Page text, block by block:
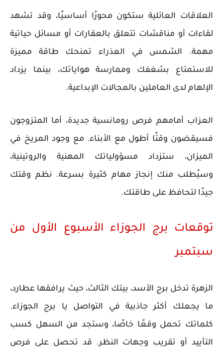
العلاقات العائلية ستكون محورًا أساسيًا، وقد تشهد
لقاءات أو مناقشات تتعلق بالعقارات أو مسائل حياتية
مهمة. الشمس في العذراء تمنحك طاقة مميزة
للاستمتاع بشغفك وممارسة هواياتك، بينما يزداد
الإلهام لدى العاملين بالمجالات الإبداعية.
العزاب أمامهم فرص رومانسية جديدة، أما المتزوجون
فسيقضون وقتًا أطول مع الأبناء. مع وجود المريخ في
الميزان، ستزداد مسؤولياتك المهنية والروتينية،
وسيُطلب منك إنجاز مهام كثيرة بسرعة. نظم وقتك
جيدًا لتحافظ على طاقتك.
توقعات برج الجوزاء الأسبوع الأول من
سبتمبر
الزهرة تدخل برج الأسد، بيتك الثالث، حيث يرافقها عطارد،
ما يجعلك أكثر جاذبية في التواصل يا برج الجوزاء.
كلماتك تحمل وقعًا خاصًا، وستجد من السهل كسب
التأييد أو تقريب وجهات النظر. قد تحصل على فرص